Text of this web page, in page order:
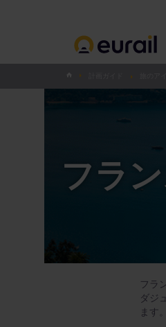
フラ
フラ
ダジ
ます。